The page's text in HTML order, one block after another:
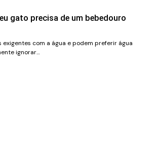
gato precisa de um bebedouro
exigentes com a água e podem preferir água
ignorar…